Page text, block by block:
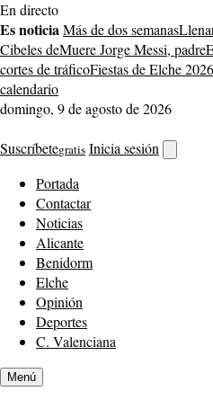
Saltar
al
contenido
En directo
Es noticiaMás de dos semanas
Cibeles deMuere Jorge Messi, padre
cortes de tráficoFiestas de Elche
calendario
domingo, 9 de agosto de 2026
Suscríbetegratis Inicia sesión
buscador
Portada
Contactar
Noticias
Alicante
Benidorm
Elche
Opinión
Deportes
C. Valenciana
Menú